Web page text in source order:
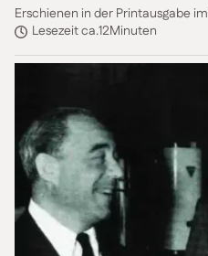
Erschienen in der Printausgabe im
Lesezeit ca.12Minuten